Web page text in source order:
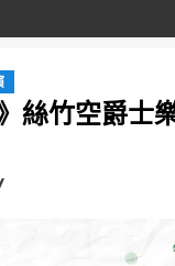
絲竹空爵士